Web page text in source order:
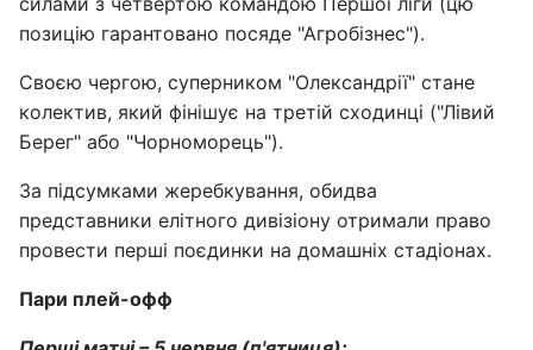
позицію гарантовано посяде "Агробізнес").
Своєю чергою, суперником "Олександрії" стане
колектив, який фінішує на третій сходинці ("Лівий
Берег" або "Чорноморець").
За підсумками жеребкування, обидва
представники елітного дивізіону отримали право
провести перші поєдинки на домашніх стадіонах.
Пари плей-офф